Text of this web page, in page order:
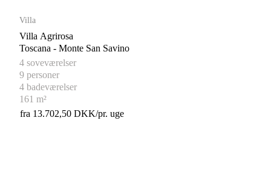
Villa
Villa Agrirosa
Toscana - Monte San Savino
4 soveværelser
9 personer
4 badeværelser
161 m²
fra 13.702,50 DKK/pr. uge